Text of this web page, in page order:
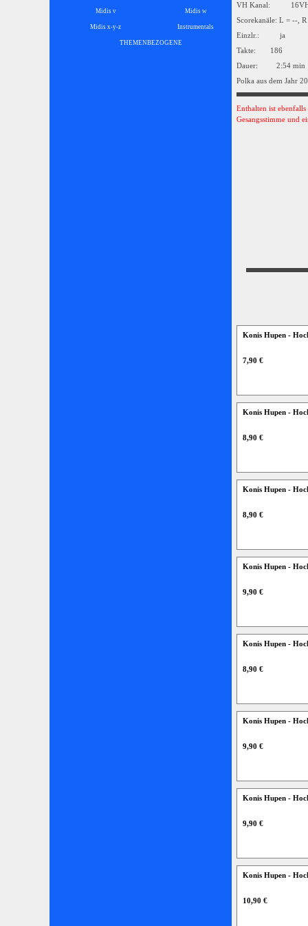
Midis v Midis w
Midis x-y-z Instrumentals
THEMENBEZOGENE
VH Kanal:
Scorekanäle: L = --, R
Einzlr.: ja
Takte: 186
Dauer: 2:54 min
Polka aus dem Jahr
Enthalten ist
Gesangsstimme und
Konis Hupen -
7,90 €
Konis Hupen -
8,90 €
Konis Hupen -
8,90 €
Konis Hupen -
9,90 €
Konis Hupen -
8,90 €
Konis Hupen -
9,90 €
Konis Hupen -
9,90 €
Konis Hupen -
10,90 €